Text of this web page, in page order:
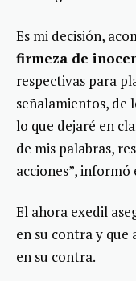
Es mi decisión,
firmeza de
respectivas para
señalamientos, de
lo que dejaré en
de mis palabras,
acciones”,
El ahora exedil
en su contra y que
en su contra.